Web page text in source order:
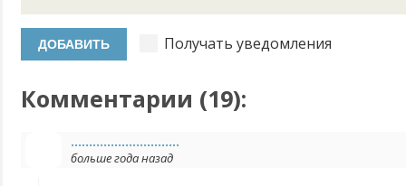
Получать уведомления
Комментарии (19):
..............................
больше года назад